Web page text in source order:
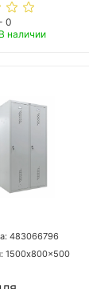
0
наличии
483066796
1500x800x500